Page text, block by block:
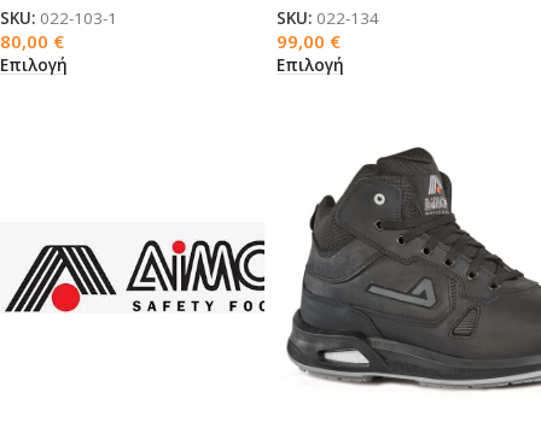
SKU: 022-103-1
80,00 €
Επιλογή
SKU: 022-134
99,00 €
Επιλογή